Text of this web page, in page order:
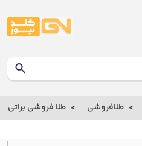
طلافروشی طلا فروشی براتي